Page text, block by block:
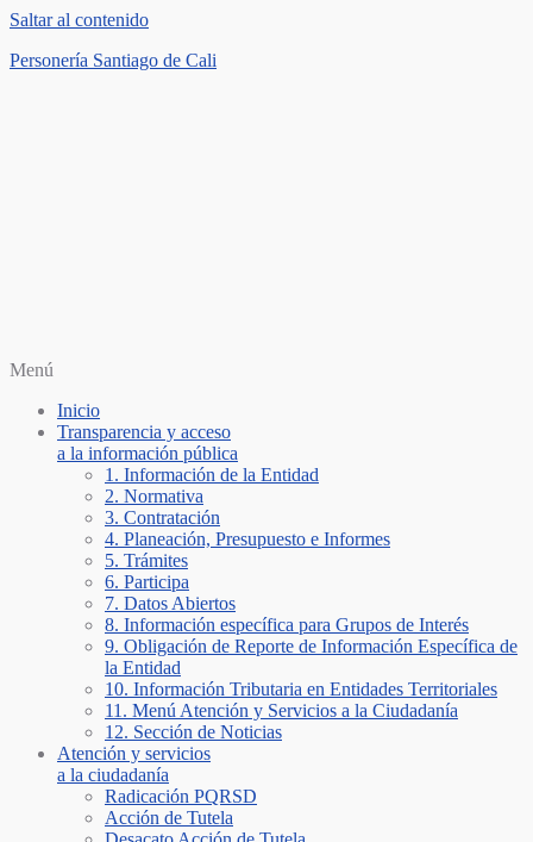
Saltar al contenido
Personería Santiago de Cali
Menú
Inicio
Transparencia y acceso
a la información pública
1. Información de la Entidad
2. Normativa
3. Contratación
4. Planeación, Presupuesto e Informes
5. Trámites
6. Participa
7. Datos Abiertos
8. Información específica para Grupos de Interés
9. Obligación de Reporte de Información Específica de
la Entidad
10. Información Tributaria en Entidades Territoriales
11. Menú Atención y Servicios a la Ciudadanía
12. Sección de Noticias
Atención y servicios
a la ciudadanía
Radicación PQRSD
Acción de Tutela